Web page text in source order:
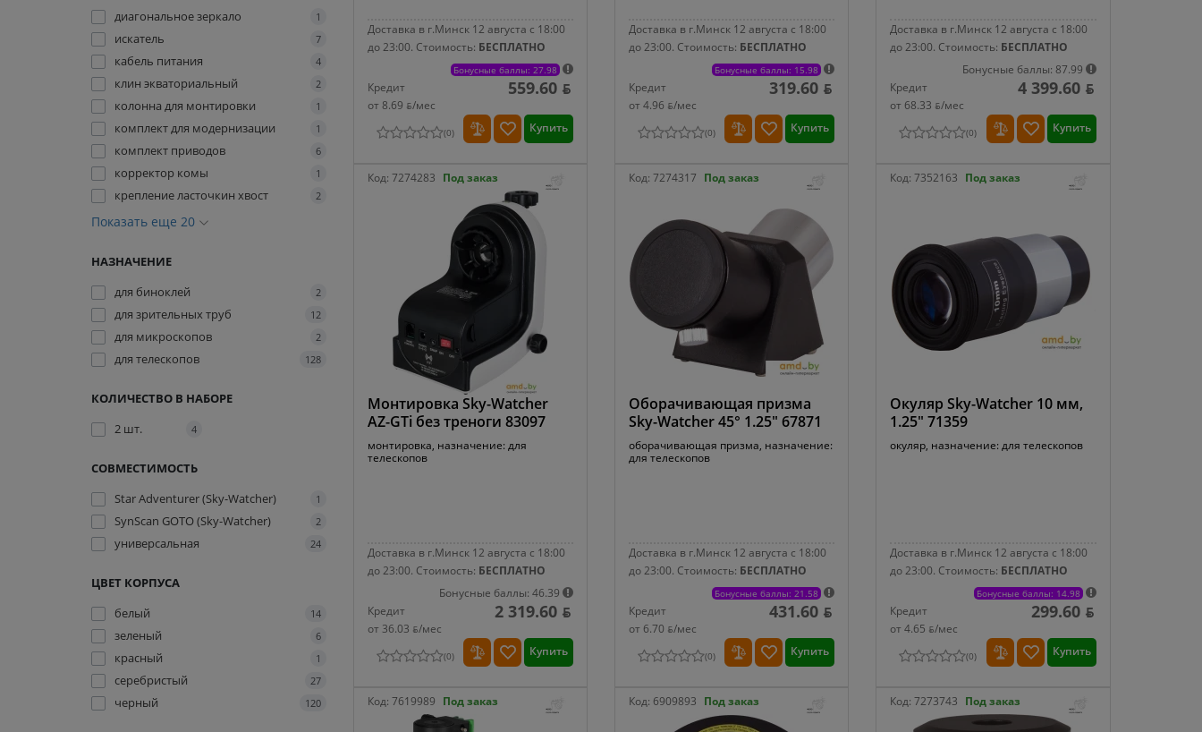
диагональное зеркало 1
искатель 7
кабель питания 4
клин экваториальный 2
колонна для монтировки 1
комплект для модернизации 1
комплект приводов 6
корректор комы 1
крепление ласточкин хвост 2
Показать еще 20
НАЗНАЧЕНИЕ
для биноклей
2
для зрительных труб 12
для микроскопов 2
для телескопов 128
КОЛИЧЕСТВО В НАБОРЕ
2 шт.
4
СОВМЕСТИМОСТЬ
Star Adventurer (Sky-Watcher)
1
SynScan GOTO (Sky-Watcher) 2
универсальная 24
ЦВЕТ КОРПУСА
белый
14
зеленый 6
красный 1
серебристый 27
черный 120
Доставка в г.Минск 12 августа с 18:00
до 23:00. Стоимость: БЕСПЛАТНО
Бонусные баллы: 27.98
Кредит
от 8.69 ƃ/мec
559.60 ƃ
(0) Купить
Доставка в г.Минск 12 августа с 18:00
до 23:00. Стоимость: БЕСПЛАТНО
Бонусные баллы: 15.98
Кредит
от 4.96 ƃ/мec
319.60 ƃ
(0) Купить
Доставка в г.Минск 12 августа с 18:00
до 23:00. Стоимость: БЕСПЛАТНО
Бонусные баллы: 87.99
Кредит
от 68.33 ƃ/мec
4 399.60 ƃ
(0) Купить
Код: 7274283 Под заказ
Монтировка Sky-Watcher
AZ-GTi без треноги 83097
монтировка, назначение: для
телескопов
Доставка в г.Минск 12 августа с 18:00
до 23:00. Стоимость: БЕСПЛАТНО
Бонусные баллы: 46.39
Кредит
от 36.03 ƃ/мec
2 319.60 ƃ
(0) Купить
Код: 7274317 Под заказ
Оборачивающая призма
Sky-Watcher 45° 1.25" 67871
оборачивающая призма, назначение:
для телескопов
Доставка в г.Минск 12 августа с 18:00
до 23:00. Стоимость: БЕСПЛАТНО
Бонусные баллы: 21.58
Кредит
от 6.70 ƃ/мec
431.60 ƃ
(0) Купить
Код:7352163 Под заказ
Окуляр Sky-Watcher 10 мм,
1.25" 71359
окуляр, назначение: для телескопов
Доставка в г.Минск 12 августа с 18:00
до 23:00. Стоимость: БЕСПЛАТНО
Бонусные баллы: 14.98
Кредит
от 4.65 ƃ/мec
299.60 ƃ
(0) Купить
Код: 7619989 Под заказ Код: 6909893 Под заказ Код:7273743 Под заказ